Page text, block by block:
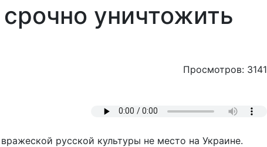
уничтожить
Просмотров: 3141
русской культуры не место на Украине.